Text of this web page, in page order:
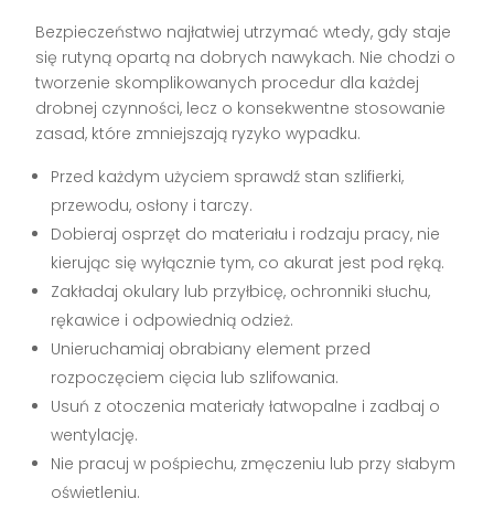
Bezpieczeństwo najłatwiej utrzymać wtedy, gdy staje
się rutyną opartą na dobrych nawykach. Nie chodzi o
tworzenie skomplikowanych procedur dla każdej
drobnej czynności, lecz o konsekwentne stosowanie
zasad, które zmniejszają ryzyko wypadku.
Przed każdym użyciem sprawdź stan szlifierki,
przewodu, osłony i tarczy.
Dobieraj osprzęt do materiału i rodzaju pracy, nie
kierując się wyłącznie tym, co akurat jest pod ręką.
Zakładaj okulary lub przyłbicę, ochronniki słuchu,
rękawice i odpowiednią odzież.
Unieruchamiaj obrabiany element przed
rozpoczęciem cięcia lub szlifowania.
Usuń z otoczenia materiały łatwopalne i zadbaj o
wentylację.
Nie pracuj w pośpiechu, zmęczeniu lub przy słabym
oświetleniu.